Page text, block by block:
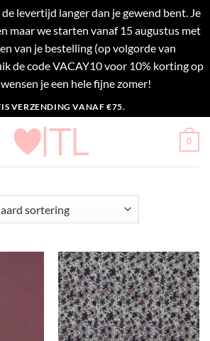
levertijd langer dan je gewend bent. Je
maar we starten vanaf 15 augustus met
van je bestelling (op volgorde van
de code VACAY10 voor 10% korting op
je een hele fijne zomer!
VERZENDING VANAF €75.
0